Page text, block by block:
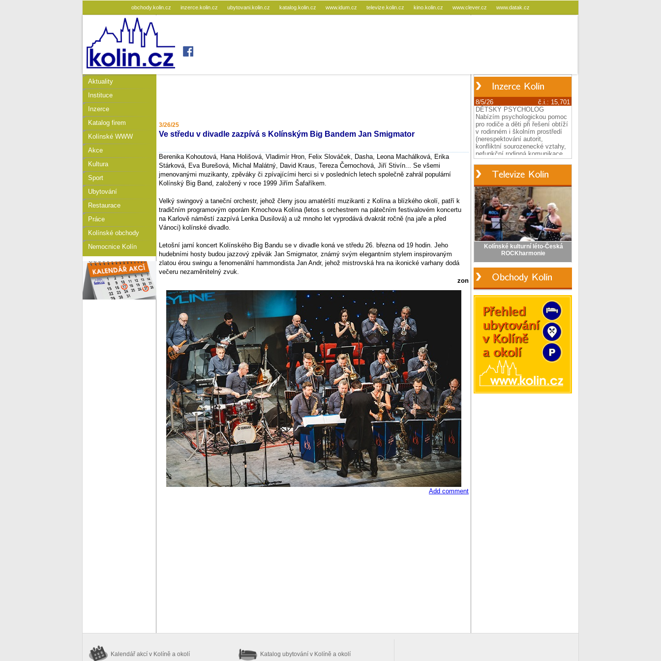
obchody.kolin.cz inzerce.kolin.cz ubytovani.kolin.cz katalog.kolin.cz www.idum.cz televize.kolin.cz kino.kolin.cz www.clever.cz www.datak.cz
Aktuality
Instituce
Inzerce
Katalog firem
Kolínské WWW
Akce
Kultura
Sport
Ubytování
Restaurace
Práce
Kolínské obchody
Nemocnice Kolín
3/26/25
Ve středu v divadle zazpívá s Kolínským Big Bandem Jan Smigmator
Berenika Kohoutová, Hana Holišová, Vladimír Hron, Felix Slováček, Dasha, Leona Machálková, Erika
Stárková, Eva Burešová, Michal Malátný, David Kraus, Tereza Černochová, Jiří Stivín... Se všemi
jmenovanými muzikanty, zpěváky či zpívajícími herci si v posledních letech společně zahrál populární
Kolínský Big Band, založený v roce 1999 Jiřím Šafaříkem.
Velký swingový a taneční orchestr, jehož členy jsou amatérští muzikanti z Kolína a blízkého okolí, patří k
tradičním programovým oporám Kmochova Kolína (letos s orchestrem na pátečním festivalovém koncertu
na Karlově náměstí zazpívá Lenka Dusilová) a už mnoho let vyprodává dvakrát ročně (na jaře a před
Vánoci) kolínské divadlo.
Letošní jarní koncert Kolínského Big Bandu se v divadle koná ve středu 26. března od 19 hodin. Jeho
hudebními hosty budou jazzový zpěvák Jan Smigmator, známý svým elegantním stylem inspirovaným
zlatou érou swingu a fenomenální hammondista Jan Andr, jehož mistrovská hra na ikonické varhany dodá
večeru nezaměnitelný zvuk.
zon
Add comment
Kalendář akcí v Kolíně a okolí Katalog ubytování v Kolíně a okolí